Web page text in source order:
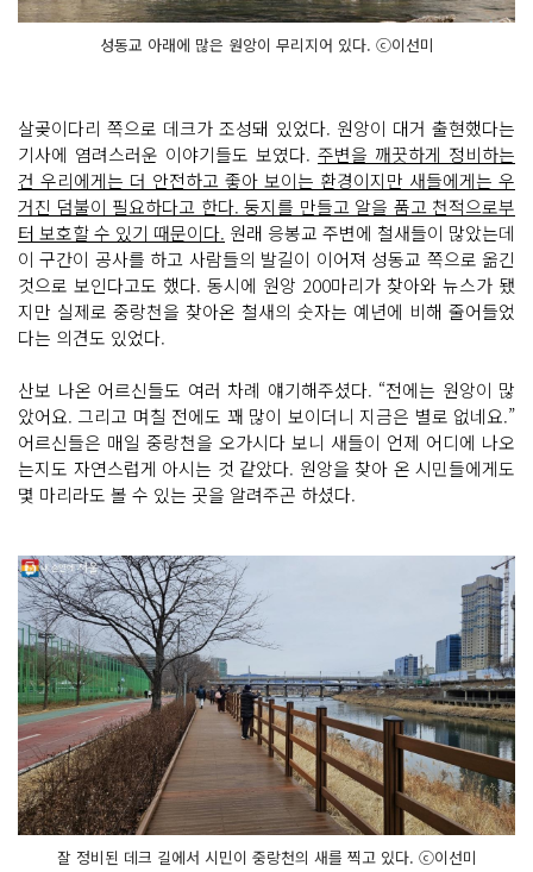
성동교 아래에 많은 원앙이 무리지어 있다. ⓒ이선미
살곶이다리 쪽으로 데크가 조성돼 있었다. 원앙이 대거 출현했다는
기사에 염려스러운 이야기들도 보였다. 주변을 깨끗하게 정비하는
건 우리에게는 더 안전하고 좋아 보이는 환경이지만 새들에게는 우
거진 덤불이 필요하다고 한다. 둥지를 만들고 알을 품고 천적으로부
터 보호할 수 있기 때문이다. 원래 응봉교 주변에 철새들이 많았는데
이 구간이 공사를 하고 사람들의 발길이 이어져 성동교 쪽으로 옮긴
것으로 보인다고도 했다. 동시에 원앙 200마리가 찾아와 뉴스가 됐
지만 실제로 중랑천을 찾아온 철새의 숫자는 예년에 비해 줄어들었
다는 의견도 있었다.
산보 나온 어르신들도 여러 차례 얘기해주셨다. “전에는 원앙이 많
았어요. 그리고 며칠 전에도 꽤 많이 보이더니 지금은 별로 없네요.”
어르신들은 매일 중랑천을 오가시다 보니 새들이 언제 어디에 나오
는지도 자연스럽게 아시는 것 같았다. 원앙을 찾아 온 시민들에게도
몇 마리라도 볼 수 있는 곳을 알려주곤 하셨다.
잘 정비된 데크 길에서 시민이 중랑천의 새를 찍고 있다. ⓒ이선미